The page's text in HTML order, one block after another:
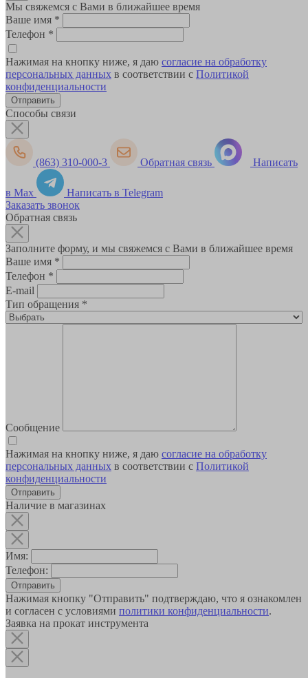
Мы свяжемся с Вами в ближайшее время
Ваше имя *
Телефон *
Нажимая на кнопку ниже, я даю согласие на обработку
персональных данных в соответствии с Политикой
конфиденциальности
Способы связи
(863) 310-000-3 Обратная связь Написать
в Max
Написать в Telegram
Заказать звонок
Обратная связь
Заполните форму, и мы свяжемся с Вами в ближайшее время
Ваше имя *
Телефон *
E-mail
Тип обращения *
Сообщение
Нажимая на кнопку ниже, я даю согласие на обработку
персональных данных в соответствии с Политикой
конфиденциальности
Наличие в магазинах
Имя:
Телефон:
Отправить
Нажимая кнопку "Отправить" подтверждаю, что я ознакомлен
и согласен с условиями политики конфиденциальности.
Заявка на прокат инструмента